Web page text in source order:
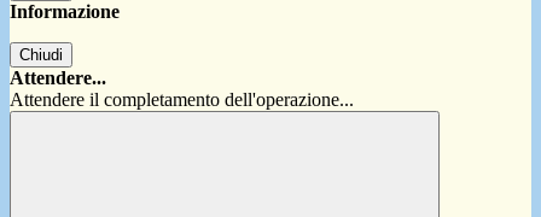
Informazione
Chiudi
Attendere...
Attendere il completamento dell'operazione...